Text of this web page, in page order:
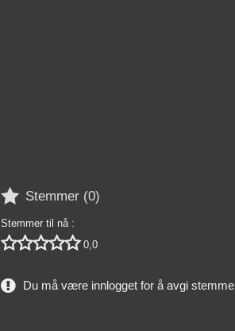
 Stemmer (0)
Stemmer til nå :
 0,0
Du må være innlogget for å avgi stemme